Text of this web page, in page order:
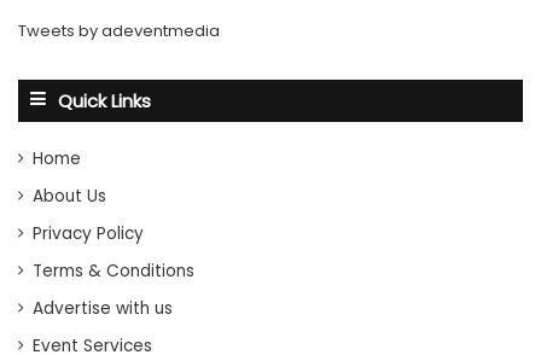
Tweets by adeventmedia
Quick Links
Home
About Us
Privacy Policy
Terms & Conditions
Advertise with us
Event Services